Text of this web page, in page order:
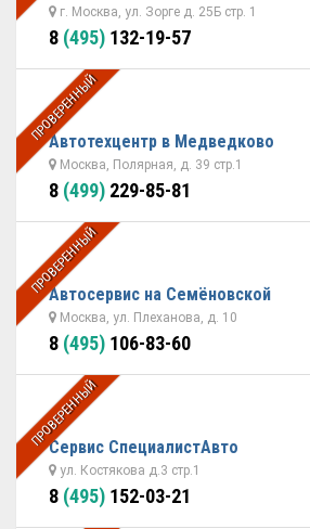
г. Москва, ул. Зорге д. 25Б стр. 1
8 (495) 132-19-57
ПРОВЕРЕННЫЙ
Автотехцентр в Медведково
Москва, Полярная, д. 39 стр.1
8 (499) 229-85-81
ПРОВЕРЕННЫЙ
Автосервис на Семёновской
Москва, ул. Плеханова, д. 10
8 (495) 106-83-60
ПРОВЕРЕННЫЙ
Сервис СпециалистАвто
ул. Костякова д.3 стр.1
8 (495) 152-03-21